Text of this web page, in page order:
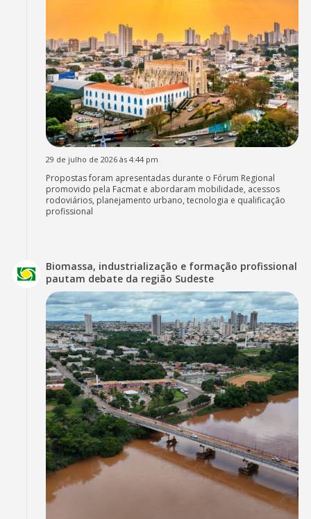
29 de julho de 2026 às 4:44 pm
Propostas foram apresentadas durante o Fórum Regional
promovido pela Facmat e abordaram mobilidade, acessos
rodoviários, planejamento urbano, tecnologia e qualificação
profissional
Biomassa, industrialização e formação profissional
pautam debate da região Sudeste